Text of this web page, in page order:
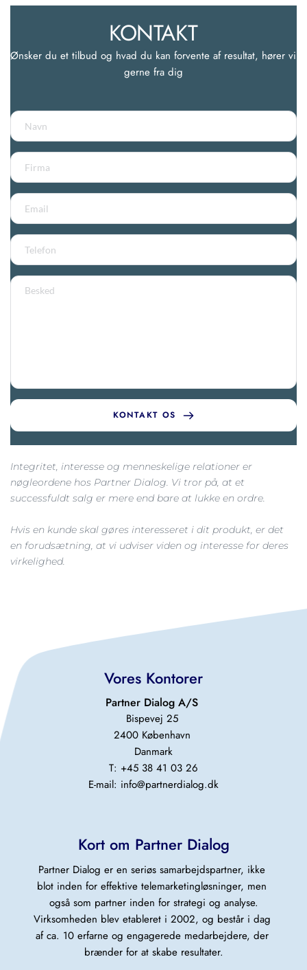
KONTAKT
Ønsker du et tilbud og hvad du kan forvente af resultat, hører vi
gerne fra dig
KONTAKT OS
Integritet, interesse og menneskelige relationer er
nøgleordene hos Partner Dialog. Vi tror på, at et
successfuldt salg er mere end bare at lukke en ordre.
Hvis en kunde skal gøres interesseret i dit produkt, er det
en forudsætning, at vi udviser viden og interesse for deres
virkelighed.
Vores Kontorer
Partner Dialog A/S
Bispevej 25
2400 København
Danmark
T: +45 38 41 03 26
E-mail: info@partnerdialog.dk
Kort om Partner Dialog
Partner Dialog er en seriøs samarbejdspartner, ikke
blot inden for effektive telemarketingløsninger, men
også som partner inden for strategi og analyse.
Virksomheden blev etableret i 2002, og består i dag
af ca. 10 erfarne og engagerede medarbejdere, der
brænder for at skabe resultater.